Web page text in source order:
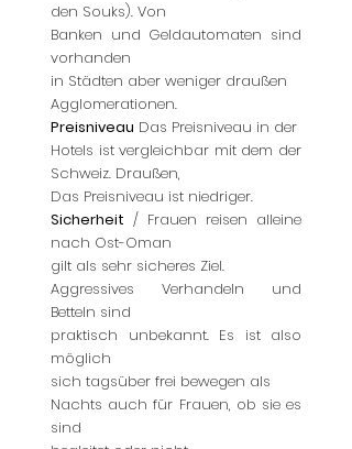
den Souks). Von
Banken und Geldautomaten sind
vorhanden
in Städten aber weniger draußen
Agglomerationen.
Preisniveau Das Preisniveau in der
Hotels ist vergleichbar mit dem der
Schweiz. Draußen,
Das Preisniveau ist niedriger.
Sicherheit / Frauen reisen alleine
nach Ost-Oman
gilt als sehr sicheres Ziel.
Aggressives Verhandeln und
Betteln sind
praktisch unbekannt. Es ist also
möglich
sich tagsüber frei bewegen als
Nachts auch für Frauen, ob sie es
sind